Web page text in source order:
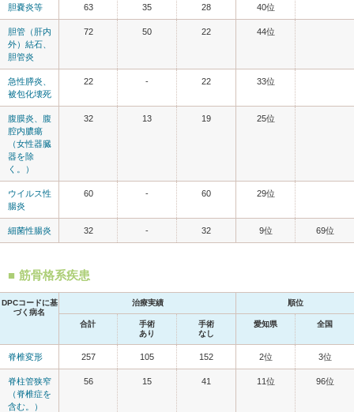
胆嚢炎等 63 35 28 40位
胆管（肝内
外）結石、
胆管炎
72 50 22 44位
急性膵炎、
被包化壊死
22 - 22 33位
腹膜炎、腹
腔内膿瘍
（女性器臓
器を除
く。）
32 13 19 25位
ウイルス性
腸炎
60 - 60 29位
細菌性腸炎 32 - 32 9位 69位
筋骨格系疾患
DPCコードに基
づく病名
治療実績 順位
合計
手術
あり
手術
なし
愛知県 全国
脊椎変形 257 105 152 2位 3位
脊柱管狭窄
（脊椎症を
含む。）
56 15 41 11位 96位